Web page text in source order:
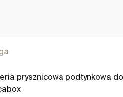
prysznicowa podtynkowa do